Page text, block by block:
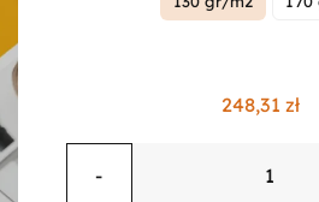
Konto
248,31zł
ilość